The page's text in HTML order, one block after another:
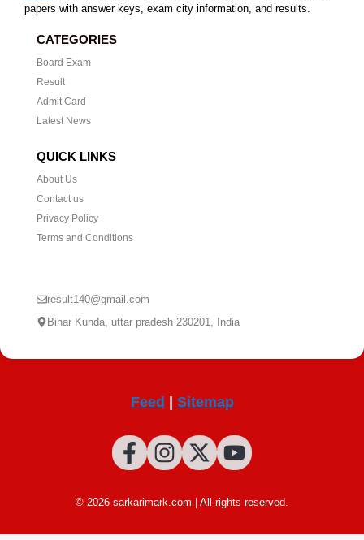
papers with answer keys, exam city information, and results.
CATEGORIES
Board Exam
Result
Admit Card
Latest News
QUICK LINKS
About Us
Contact us
Privacy Policy
Terms and Conditions
result140@gmail.com
Bihar Kunda, uttar pradesh 230201, India
Feed Sitemap
© 2026 sarkarimark.com | All rights reserved.